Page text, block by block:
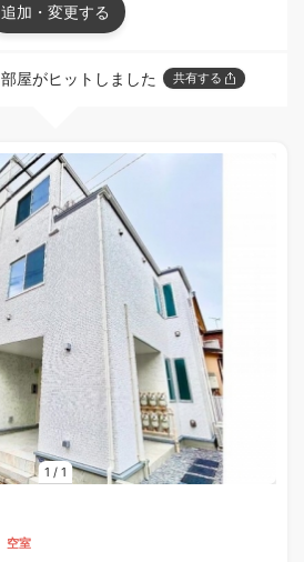
追加・変更する
部屋がヒットしました 共有する
1 / 1
空室